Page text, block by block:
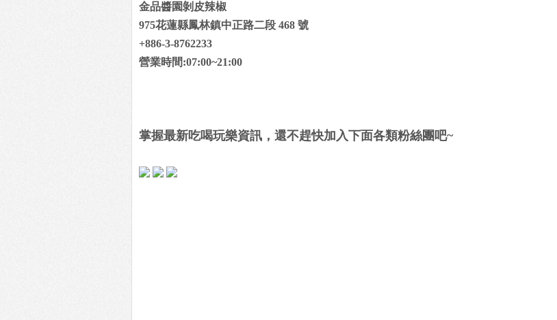
金品醬園剝皮辣椒
975花蓮縣鳳林鎮中正路二段 468 號
+886-3-8762233
營業時間:07:00~21:00
掌握最新吃喝玩樂資訊，還不趕快加入下面各類粉絲團吧~